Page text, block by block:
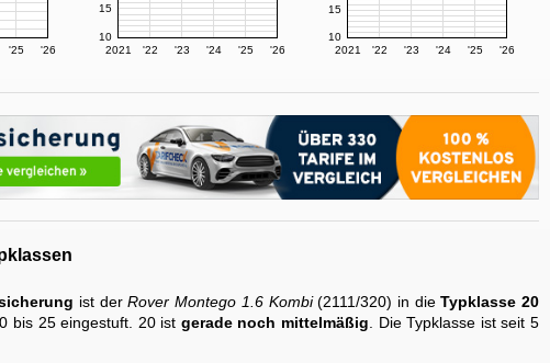
'25 '26 2021 '22 '23 '24 '25 '26
10
15
2021 '22 '23 '24 '25 '26
10
15
ist derRover Montego 1.6 Kombi(2111/320) in dieTypklasse 20
bis 25 eingestuft. 20 ist gerade noch mittelmäßig . Die Typklasse ist seit 5